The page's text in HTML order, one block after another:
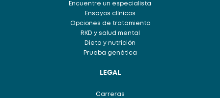
Encuentre un especialista
Ensayos clínicos
Opciones de tratamiento
RKD y salud mental
Dieta y nutrición
Prueba genética
LEGAL
Carreras